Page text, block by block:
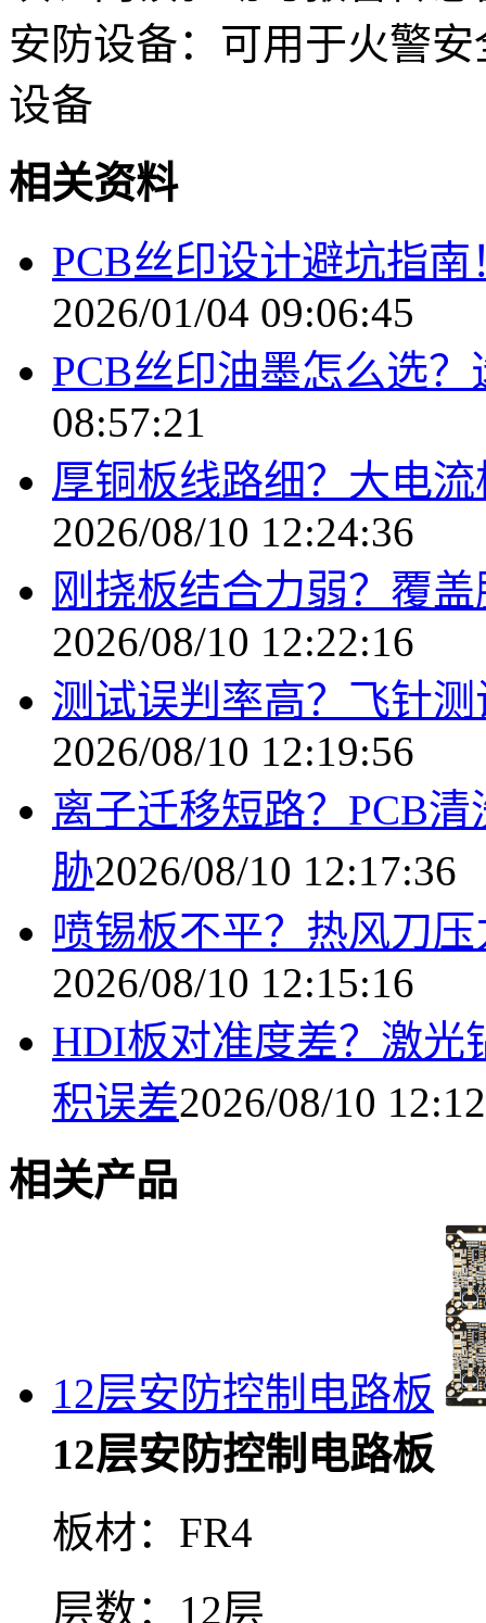
安防设备：可用于火警
设备
相关资料
PCB丝印设计避坑指
2026/01/04 09:06:45
PCB丝印油墨怎么选
08:57:21
厚铜板线路细？大电
2026/08/10 12:24:36
刚挠板结合力弱？覆
2026/08/10 12:22:16
测试误判率高？飞针
2026/08/10 12:19:56
离子迁移短路？PCB
胁2026/08/10 12:17:36
喷锡板不平？热风刀
2026/08/10 12:15:16
HDI板对准度差？激光
积误差2026/08/10
相关产品
12层安防控制电路板
12层安防控制电路板
板材：FR4
层数：12层